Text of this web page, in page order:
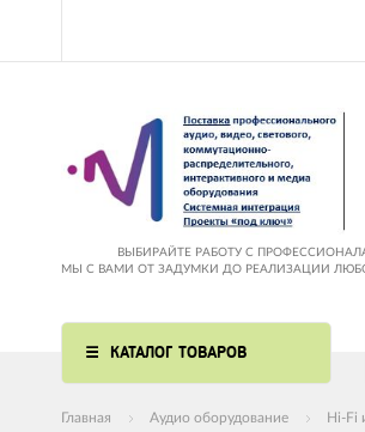
ВЫБИРАЙТЕ РАБОТУ С
МЫ С ВАМИ ОТ ЗАДУМКИ ДО РЕАЛИЗАЦИИ
КАТАЛОГ ТОВАРОВ
Главная Аудио оборудование Hi-Fi